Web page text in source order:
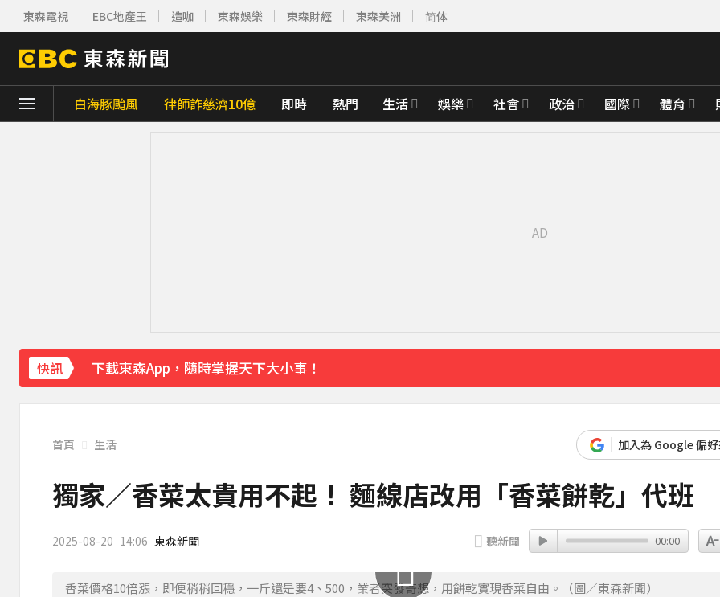
東森電視 EBC地產王 造咖 東森娛樂 東森財經 東森美洲 简体
白海豚颱風 律師詐慈濟10億 即時 熱門 生活 娛樂 社會 政治 國際 體育
快訊
下載東森App，隨時掌握天下大小事！
永和豆漿創辦人林炳生病逝 享壽70歲
21分鐘前
首頁 生活 加入為 Google 偏
獨家／香菜太貴用不起！ 麵線店改用「香菜餅乾」代班
2025-08-20 14:06 東森新聞 聽新聞 00:00
香菜價格10倍漲，即便稍稍回穩，一斤還是要4、500，業者突發奇想，用餅乾實現香菜自由。（圖／東森新聞）